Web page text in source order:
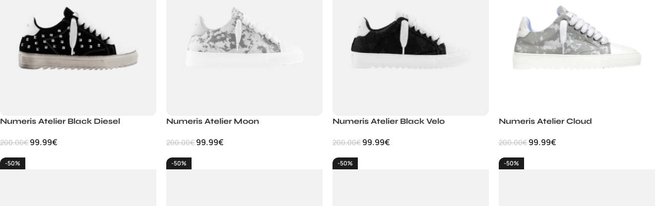
Numeris Atelier Black Diesel
200.00€ 99.99€
Numeris Atelier Moon
200.00€ 99.99€
Numeris Atelier Black Velo
200.00€ 99.99€
Numeris Atelier Cloud
200.00€ 99.99€
-50% -50% -50% -50%